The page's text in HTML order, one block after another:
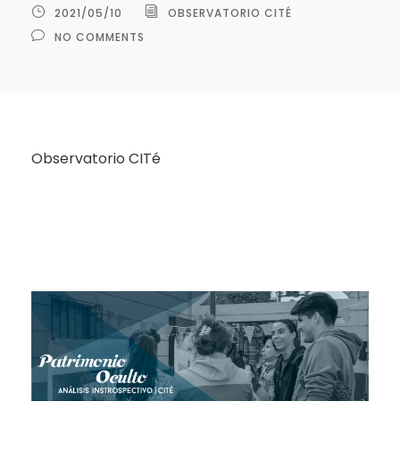
2021/05/10
OBSERVATORIO CITÉ
NO COMMENTS
Observatorio CITé